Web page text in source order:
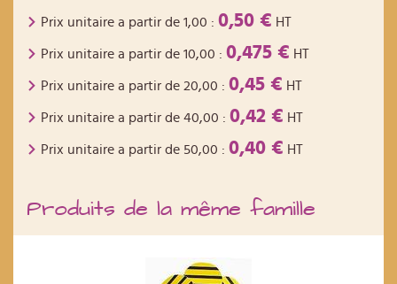
Prix unitaire a partir de 1,00 : 0,50 € HT
Prix unitaire a partir de 10,00 : 0,475 € HT
Prix unitaire a partir de 20,00 : 0,45 € HT
Prix unitaire a partir de 40,00 : 0,42 € HT
Prix unitaire a partir de 50,00 : 0,40 € HT
Produits de la même famille